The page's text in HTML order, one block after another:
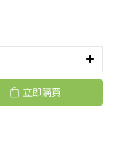
立即購買